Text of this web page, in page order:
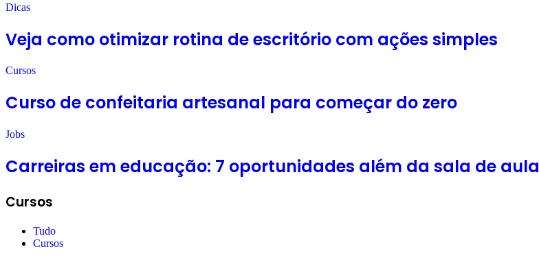
Dicas
Veja como otimizar rotina de escritório com ações simples
Cursos
Curso de confeitaria artesanal para começar do zero
Jobs
Carreiras em educação: 7 oportunidades além da sala de aula
Cursos
Tudo
Cursos